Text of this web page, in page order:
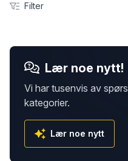
Filter
Lær noe nytt!
Vi har tusenvis av
kategorier.
Lær noe nytt